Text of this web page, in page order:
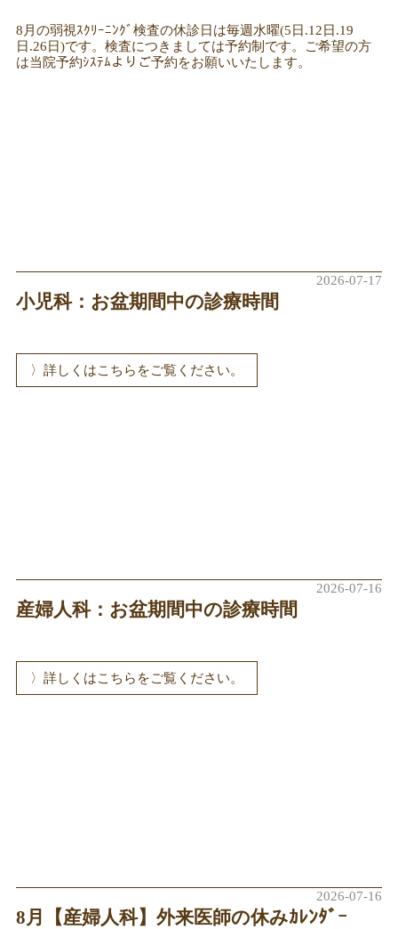
8月の弱視ｽｸﾘｰﾆﾝｸﾞ検査の休診日は毎週水曜(5日.12日.19
日.26日)です。検査につきましては予約制です。ご希望の方
は当院予約ｼｽﾃﾑよりご予約をお願いいたします。
小児科：お盆期間中の診療時間
2026-07-17
詳しくはこちらをご覧ください。
産婦人科：お盆期間中の診療時間
2026-07-16
詳しくはこちらをご覧ください。
8月【産婦人科】外来医師の休みｶﾚﾝﾀﾞｰ
2026-07-16